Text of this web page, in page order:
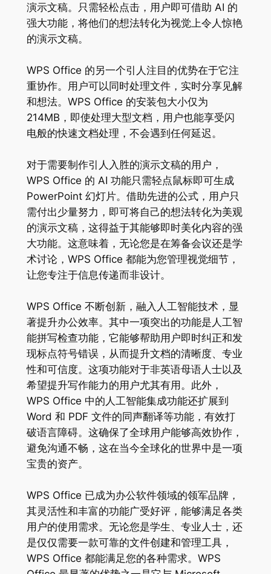
演示文稿。只需轻松点击，用户即可借助 AI 的
强大功能，将他们的想法转化为视觉上令人惊艳
的演示文稿。
WPS Office 的另一个引人注目的优势在于它注
重协作。用户可以同时处理文件，实时分享见解
和想法。WPS Office 的安装包大小仅为
214MB，即使处理大型文档，用户也能享受闪
电般的快速文档处理，不会遇到任何延迟。
对于需要制作引人入胜的演示文稿的用户，
WPS Office 的 AI 功能只需轻点鼠标即可生成
PowerPoint 幻灯片。借助先进的公式，用户只
需付出少量努力，即可将自己的想法转化为美观
的演示文稿，这得益于其能够即时美化内容的强
大功能。这意味着，无论您是在筹备会议还是学
术讨论，WPS Office 都能为您管理视觉细节，
让您专注于信息传递而非设计。
WPS Office 不断创新，融入人工智能技术，显
著提升办公效率。其中一项突出的功能是人工智
能拼写检查功能，它能够帮助用户即时纠正和发
现标点符号错误，从而提升文档的清晰度、专业
性和可信度。这项功能对于非英语母语人士以及
希望提升写作能力的用户尤其有用。此外，
WPS Office 中的人工智能集成功能还扩展到
Word 和 PDF 文件的同声翻译等功能，有效打
破语言障碍。这确保了全球用户能够高效协作，
避免沟通不畅，这在当今全球化的世界中是一项
宝贵的资产。
WPS Office 已成为办公软件领域的领军品牌，
其灵活性和丰富的功能广受好评，能够满足各类
用户的使用需求。无论您是学生、专业人士，还
是仅仅需要一款可靠的文件创建和管理工具，
WPS Office 都能满足您的各种需求。WPS